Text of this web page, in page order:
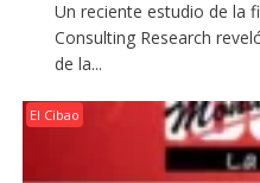
Un reciente estudio de la
Consulting Research
de la...
El Cibao